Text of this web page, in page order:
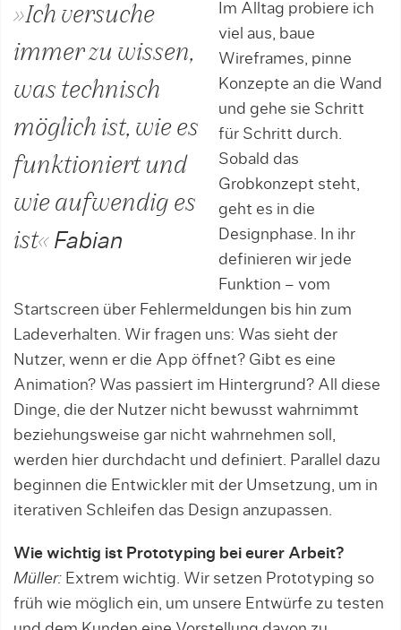
»Ich versuche
immer zu wissen,
was technisch
möglich ist, wie es
funktioniert und
wie aufwendig es
ist« Fabian
Im Alltag probiere ich
viel aus, baue
Wireframes, pinne
Konzepte an die Wand
und gehe sie Schritt
für Schritt durch.
Sobald das
Grobkonzept steht,
geht es in die
Designphase. In ihr
definieren wir jede
Funktion – vom
Startscreen über Fehlermeldungen bis hin zum
Ladeverhalten. Wir fragen uns: Was sieht der
Nutzer, wenn er die App öffnet? Gibt es eine
Animation? Was passiert im Hintergrund? All diese
Dinge, die der Nutzer nicht bewusst wahrnimmt
beziehungswei­se gar nicht wahrnehmen soll,
werden hier durchdacht und definiert. Parallel dazu
beginnen die Entwickler mit der Umsetzung, um in
iterativen Schleifen das Design anzupassen.
Wie wichtig ist Prototyping bei eurer Arbeit?
Müller: Extrem wichtig. Wir setzen Prototyping so
früh wie möglich ein, um unsere Entwürfe zu testen